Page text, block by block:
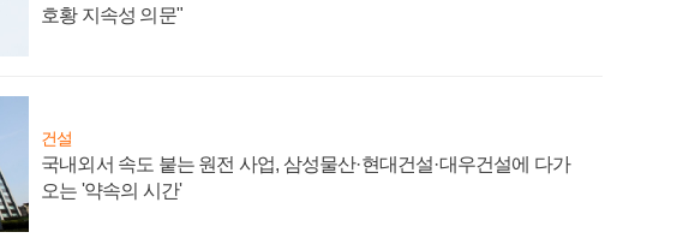
호황 지속성 의문"
건설
국내외서 속도 붙는 원전 사업, 삼성물산·현대건설·대우건설에 다가
오는 '약속의 시간'